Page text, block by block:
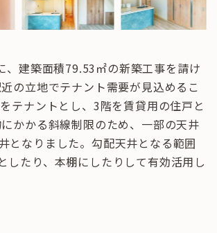
、建築面積79.53㎡の新築工事を請け
の立地でテナント需要が見込めるこ
テナントとし、3階を賃貸用の住戸と
かかる斜線制限のため、一部の天井
となりました。勾配天井となる範囲
したり、本棚にしたりして有効活用し